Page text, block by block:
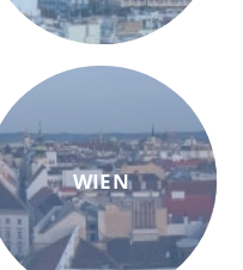
WIEN